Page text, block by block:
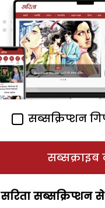
सब्सक्रिप्शन
सब्सक्राइब
सरिता सब्सक्रिप्शन